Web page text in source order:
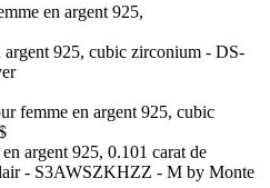
en argent 925,
femme en argent 925, cubic